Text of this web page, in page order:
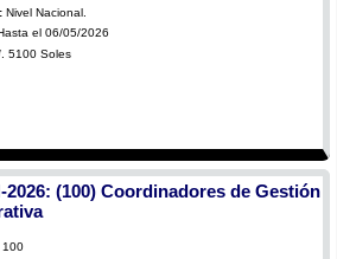
Nivel Nacional.
el 06/05/2026
5100 Soles
2026: (100) Coordinadores de Gestión
100